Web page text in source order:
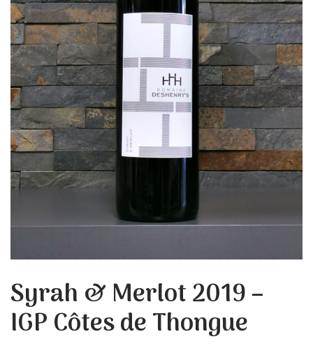
Syrah & Merlot 2019 –
IGP Côtes de Thongue